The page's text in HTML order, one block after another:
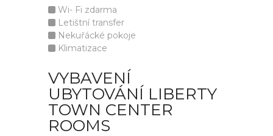
Wi- Fi zdarma
Letištní transfer
Nekuřácké pokoje
Klimatizace
VYBAVENÍ
UBYTOVÁNÍ LIBERTY
TOWN CENTER
ROOMS